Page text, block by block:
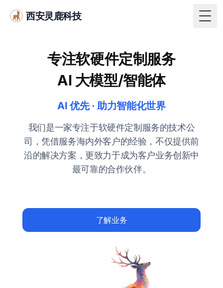
西安灵鹿科技
专注软硬件定制服务
AI 大模型/智能体
AI 优先 · 助力智能化世界
我们是一家专注于软硬件定制服务的技术公
司，凭借服务海内外客户的经验，不仅提供前
沿的解决方案，更致力于成为客户业务创新中
最可靠的合作伙伴。
了解业务